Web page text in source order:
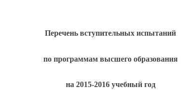
Перечень вступительных испытаний
по программам высшего образования
на 2015-2016 учебный год